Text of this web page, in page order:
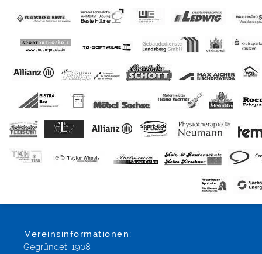
Vereinsinformationen:
Gegründet: 1908